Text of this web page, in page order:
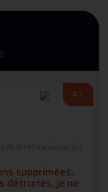
#1
(4797 messages sur
supprimées,
détruites, je ne